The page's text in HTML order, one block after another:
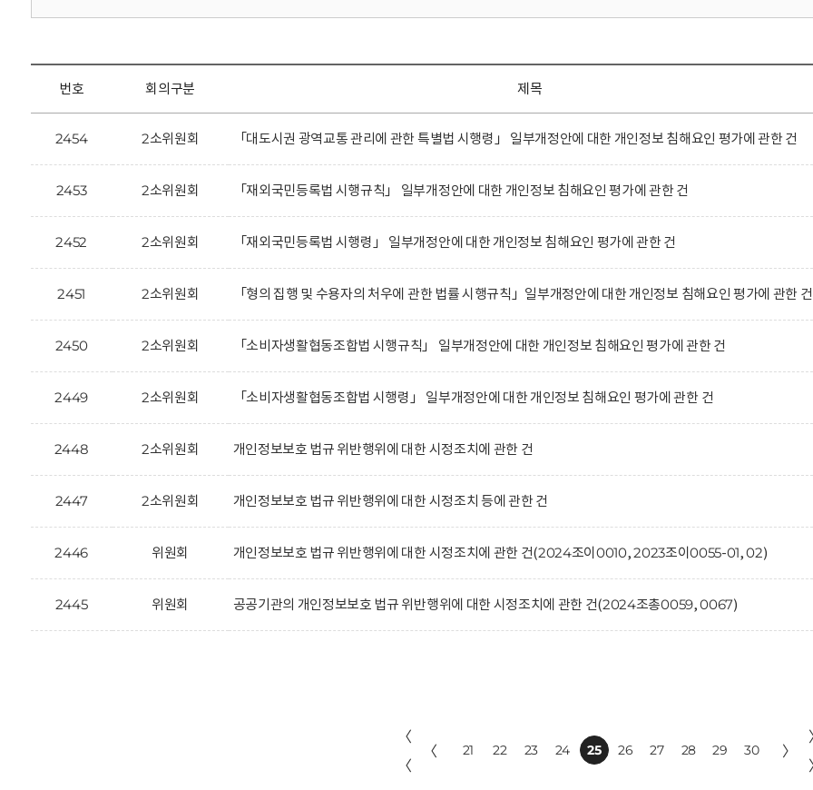
번호 회의구분 제목
2454 2소위원회 「대도시권 광역교통 관리에 관한 특별법 시행령」 일부개정안에 대한 개인정보 침해요인 평가에 관한 건
2453 2소위원회 「재외국민등록법 시행규칙」 일부개정안에 대한 개인정보 침해요인 평가에 관한 건
2452 2소위원회 「재외국민등록법 시행령」 일부개정안에 대한 개인정보 침해요인 평가에 관한 건
2451 2소위원회 「형의 집행 및 수용자의 처우에 관한 법률 시행규칙」일부개정안에 대한 개인정보 침해요인 평가에 관한 건
2450 2소위원회 「소비자생활협동조합법 시행규칙」 일부개정안에 대한 개인정보 침해요인 평가에 관한 건
2449 2소위원회 「소비자생활협동조합법 시행령」 일부개정안에 대한 개인정보 침해요인 평가에 관한 건
2448 2소위원회 개인정보보호 법규 위반행위에 대한 시정조치에 관한 건
2447 2소위원회 개인정보보호 법규 위반행위에 대한 시정조치 등에 관한 건
2446 위원회 개인정보보호 법규 위반행위에 대한 시정조치에 관한 건(2024조이0010, 2023조이0055-01, 02)
2445 위원회 공공기관의 개인정보보호 법규 위반행위에 대한 시정조치에 관한 건(2024조총0059, 0067)
〈
〈
〈 21 22 23 24 25 26 27 28 29 30 〉